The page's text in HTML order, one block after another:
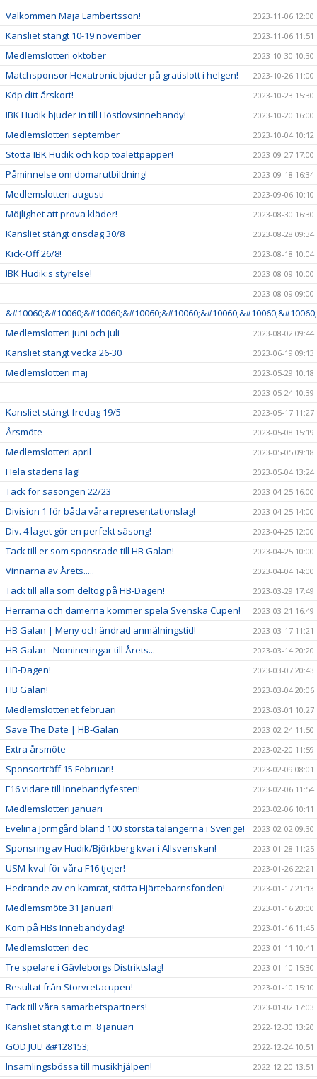
Välkommen Maja Lambertsson! 2023-11-06 12:00
Kansliet stängt 10-19 november 2023-11-06 11:51
Medlemslotteri oktober 2023-10-30 10:30
Matchsponsor Hexatronic bjuder på gratislott i helgen! 2023-10-26 11:00
Köp ditt årskort! 2023-10-23 15:30
IBK Hudik bjuder in till Höstlovsinnebandy! 2023-10-20 16:00
Medlemslotteri september 2023-10-04 10:12
Stötta IBK Hudik och köp toalettpapper! 2023-09-27 17:00
Påminnelse om domarutbildning! 2023-09-18 16:34
Medlemslotteri augusti 2023-09-06 10:10
Möjlighet att prova kläder! 2023-08-30 16:30
Kansliet stängt onsdag 30/8 2023-08-28 09:34
Kick-Off 26/8! 2023-08-18 10:04
IBK Hudik:s styrelse!
2023-08-09 10:00
2023-08-09 09:00
Medlemslotteri juni och juli
2023-08-02 09:44
Kansliet stängt vecka 26-30 2023-06-19 09:13
Medlemslotteri maj
2023-05-29 10:18
2023-05-24 10:39
Kansliet stängt fredag 19/5 2023-05-17 11:27
Årsmöte 2023-05-08 15:19
Medlemslotteri april 2023-05-05 09:18
Hela stadens lag! 2023-05-04 13:24
Tack för säsongen 22/23 2023-04-25 16:00
Division 1 för båda våra representationslag! 2023-04-25 14:00
Div. 4 laget gör en perfekt säsong! 2023-04-25 12:00
Tack till er som sponsrade till HB Galan! 2023-04-25 10:00
Vinnarna av Årets..... 2023-04-04 14:00
Tack till alla som deltog på HB-Dagen! 2023-03-29 17:49
Herrarna och damerna kommer spela Svenska Cupen! 2023-03-21 16:49
HB Galan | Meny och ändrad anmälningstid! 2023-03-17 11:21
HB Galan - Nomineringar till Årets... 2023-03-14 20:20
HB-Dagen! 2023-03-07 20:43
HB Galan! 2023-03-04 20:06
Medlemslotteriet februari 2023-03-01 10:27
Save The Date | HB-Galan 2023-02-24 11:50
Extra årsmöte 2023-02-20 11:59
Sponsorträff 15 Februari! 2023-02-09 08:01
F16 vidare till Innebandyfesten! 2023-02-06 11:54
Medlemslotteri januari 2023-02-06 10:11
Evelina Jörmgård bland 100 största talangerna i Sverige! 2023-02-02 09:30
Sponsring av Hudik/Björkberg kvar i Allsvenskan! 2023-01-28 11:25
USM-kval för våra F16 tjejer! 2023-01-26 22:21
Hedrande av en kamrat, stötta Hjärtebarnsfonden! 2023-01-17 21:13
Medlemsmöte 31 Januari! 2023-01-16 20:00
Kom på HBs Innebandydag! 2023-01-16 11:45
Medlemslotteri dec 2023-01-11 10:41
Tre spelare i Gävleborgs Distriktslag! 2023-01-10 15:30
Resultat från Storvretacupen! 2023-01-10 15:10
Tack till våra samarbetspartners! 2023-01-02 17:03
Kansliet stängt t.o.m. 8 januari 2022-12-30 13:20
GOD JUL! &#128153; 2022-12-24 10:51
Insamlingsbössa till musikhjälpen! 2022-12-20 13:51